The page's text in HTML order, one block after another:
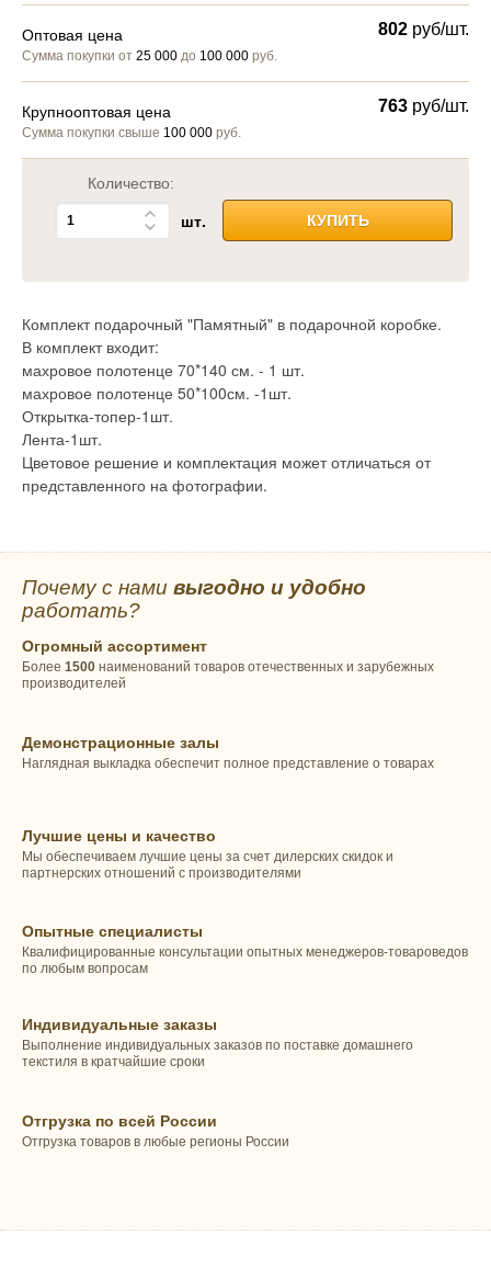
Оптовая цена
Сумма покупки от 25 000 до 100 000 руб.
802 руб/шт.
Крупнооптовая цена
Сумма покупки свыше 100 000 руб.
763 руб/шт.
Количество:
шт. КУПИТЬ
Комплект подарочный "Памятный" в подарочной коробке.
В комплект входит:
махровое полотенце 70*140 см. - 1 шт.
махровое полотенце 50*100см. -1шт.
Открытка-топер-1шт.
Лента-1шт.
Цветовое решение и комплектация может отличаться от
представленного на фотографии.
Почему с нами выгодно и удобно
работать?
Огромный ассортимент
Более 1500 наименований товаров отечественных и зарубежных
производителей
Демонстрационные залы
Наглядная выкладка обеспечит полное представление о товарах
Лучшие цены и качество
Мы обеспечиваем лучшие цены за счет дилерских скидок и
партнерских отношений с производителями
Опытные специалисты
Квалифицированные консультации опытных менеджеров-товароведов
по любым вопросам
Индивидуальные заказы
Выполнение индивидуальных заказов по поставке домашнего
текстиля в кратчайшие сроки
Отгрузка по всей России
Отгрузка товаров в любые регионы России